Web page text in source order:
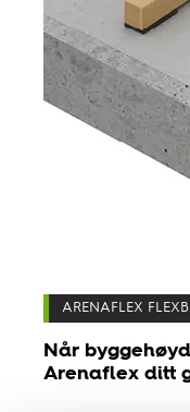
ARENAFLEX
Når
Arenaflex ditt